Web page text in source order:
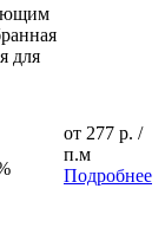
для
от 277 р. /
п.м
Подробнее